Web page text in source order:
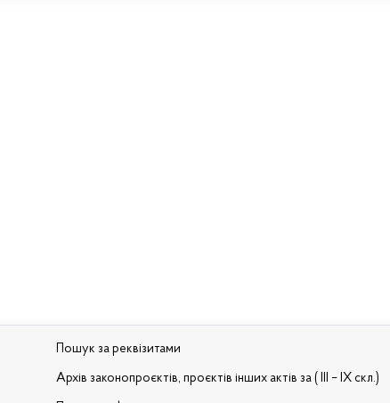
Пошук за реквізитами
Архів законопроєктів, проєктів інших актів за ( III – IX скл.)